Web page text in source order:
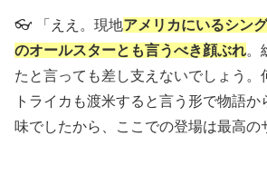
👓 「ええ。現地アメリカにいるシン
のオールスターとも言うべき顔ぶれ。
たと言っても差し支えないでしょう。
トライカも渡米すると言う形で物語
味でしたから、ここでの登場は最高の